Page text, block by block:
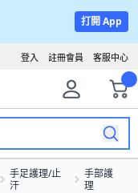
打開 App
客服中心
註冊會員
登入
手足護理/止
汗
手部護
理